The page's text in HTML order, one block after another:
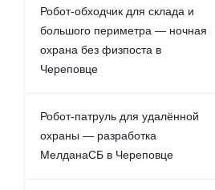
Робот-обходчик для склада и
большого периметра — ночная
охрана без физпоста в
Череповце
Робот-патруль для удалённой
охраны — разработка
МелданаСБ в Череповце